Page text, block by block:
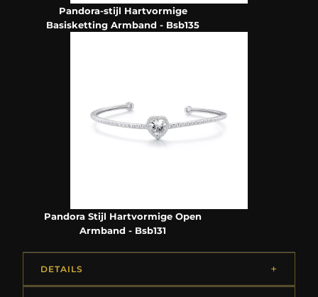
Pandora-stijl Hartvormige
Basisketting Armband - Bsb135
Pandora Stijl Hartvormige Open
Armband - Bsb131
DETAILS